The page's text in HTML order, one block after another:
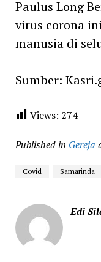
Paulus Long
virus corona
manusia di
Sumber:
Views: 274
Published in Gereja
Covid Samarinda
Edi